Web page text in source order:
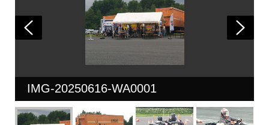
IMG-20250616-WA0001